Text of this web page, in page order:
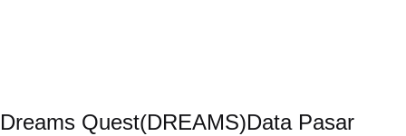
Dreams Quest(DREAMS)Data Pasar